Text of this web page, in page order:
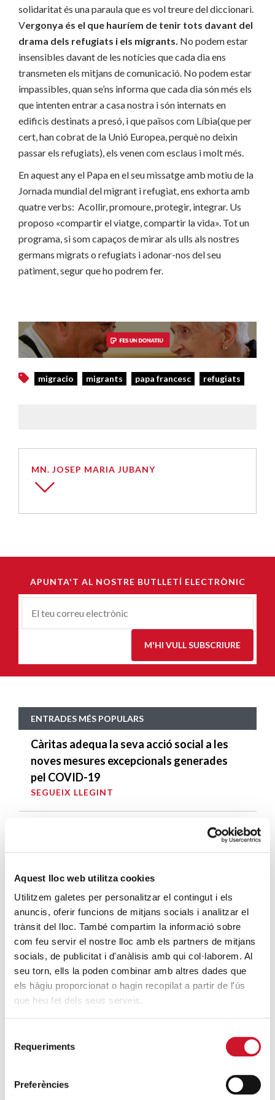
Aquest lloc web utilitza cookies
Utilitzem galetes per personalitzar el contingut i els
anuncis, oferir funcions de mitjans socials i analitzar el
trànsit del lloc. També compartim la informació sobre
com feu servir el nostre lloc amb els partners de mitjans
socials, de publicitat i d'anàlisis amb qui col·laborem. Al
seu torn, ells la poden combinar amb altres dades que
els hàgiu proporcionat o hagin recopilat a partir de l'ús
que heu fet dels seus serveis.
Requeriments
Preferències
solidaritat és una paraula que es vol treure del diccionari.
Vergonya és el que hauríem de tenir tots davant del
drama dels refugiats i els migrants. No podem estar
insensibles davant de les notícies que cada dia ens
transmeten els mitjans de comunicació. No podem estar
impassibles, quan se’ns informa que cada dia són més els
que intenten entrar a casa nostra i són internats en
edificis destinats a presó, i que països com Líbia(que per
cert, han cobrat de la Unió Europea, perquè no deixin
passar els refugiats), els venen com esclaus i molt més.
En aquest any el Papa en el seu missatge amb motiu de la
Jornada mundial del migrant i refugiat, ens exhorta amb
quatre verbs: Acollir, promoure, protegir, integrar. Us
proposo «compartir el viatge, compartir la vida». Tot un
programa, si som capaços de mirar als ulls als nostres
germans migrats o refugiats i adonar-nos del seu
patiment, segur que ho podrem fer.
migracio migrants papa francesc refugiats
MN. JOSEP MARIA JUBANY
APUNTA'T AL NOSTRE BUTLLETÍ ELECTRÒNIC
Correu-
M'HI VULL SUBSCRIURE
ENTRADES MÉS POPULARS
Càritas adequa la seva acció social a les
noves mesures excepcionals generades
pel COVID-19
SEGUEIX LLEGINT
Descarrega’t el manual de la corona
Descarrega’t el «Qui és qui?, en el portal de
Betlem»
SEGUEIX LLEGINT
4 maneres d’ajudar durant el confinament
del COVID-19
SEGUEIX LLEGINT
II Jornades de l’Església de Barcelona per
SEGUEIX LLEGINT